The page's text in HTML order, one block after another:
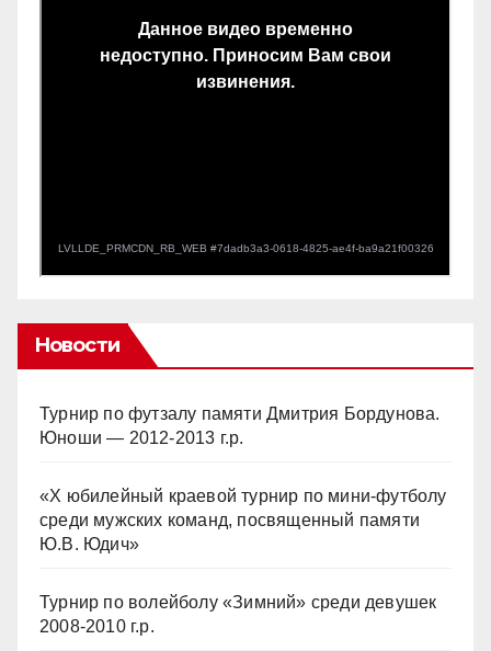
Новости
Турнир по футзалу памяти Дмитрия Бордунова.
Юноши — 2012-2013 г.р.
«Х юбилейный краевой турнир по мини-футболу
среди мужских команд, посвященный памяти
Ю.В. Юдич»
Турнир по волейболу «Зимний» среди девушек
2008-2010 г.р.